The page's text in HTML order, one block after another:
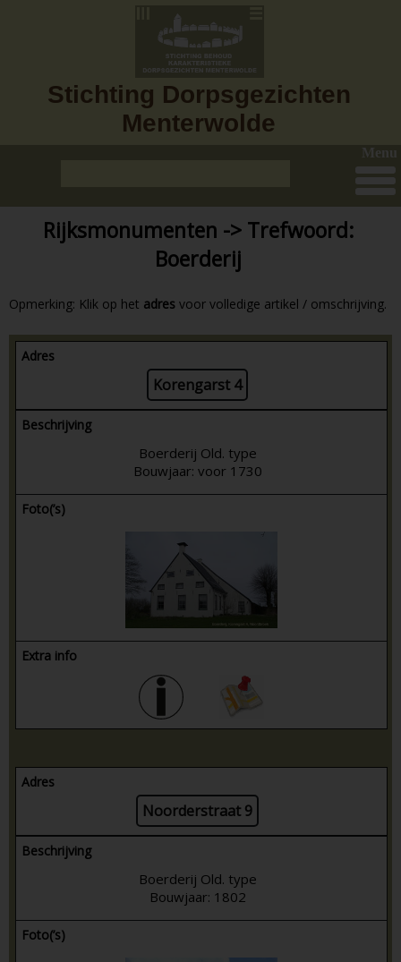
Stichting Dorpsgezichten
Menterwolde
Menu
Rijksmonumenten -> Trefwoord:
Boerderij
Opmerking: Klik op het adres voor volledige artikel / omschrijving.
Adres
Korengarst 4
Beschrijving
Boerderij Old. type
Bouwjaar: voor 1730
Foto(’s)
Extra info
Adres
Noorderstraat 9
Beschrijving
Boerderij Old. type
Bouwjaar: 1802
Foto(’s)